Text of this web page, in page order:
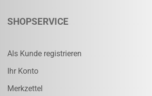
SHOPSERVICE
Als Kunde registrieren
Ihr Konto
Merkzettel